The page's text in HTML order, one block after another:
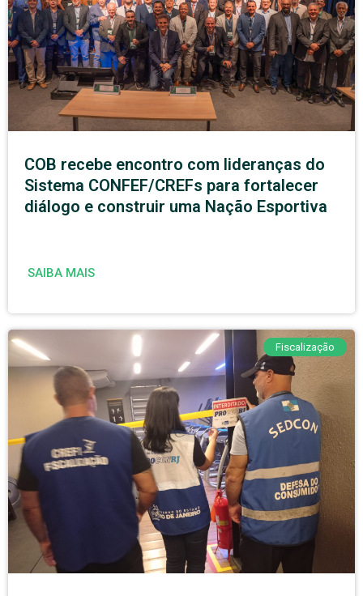
COB recebe encontro com lideranças do
Sistema CONFEF/CREFs para fortalecer
diálogo e construir uma Nação Esportiva
SAIBA MAIS
Fiscalização